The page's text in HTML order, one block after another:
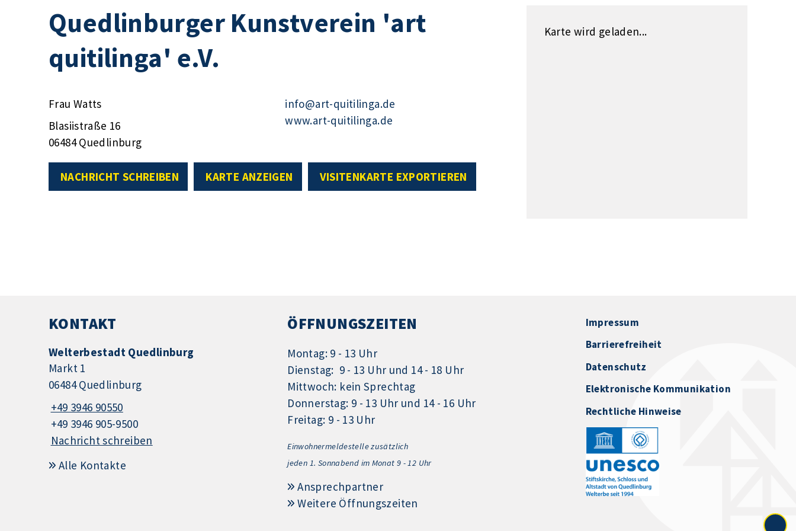
Quedlinburger Kunstverein 'art
quitilinga' e.V.
Frau Watts
Blasiistraße 16
06484 Quedlinburg
info@art-quitilinga.de
www.art-quitilinga.de
NACHRICHT SCHREIBEN KARTE ANZEIGEN VISITENKARTE EXPORTIEREN
Karte wird geladen...
KONTAKT
Welterbestadt Quedlinburg
Markt 1
06484 Quedlinburg
+49 3946 90550
+49 3946 905-9500
Nachricht schreiben
Alle Kontakte
ÖFFNUNGSZEITEN
Montag: 9 - 13 Uhr
Dienstag: 9 - 13 Uhr und 14 - 18 Uhr
Mittwoch: kein Sprechtag
Donnerstag: 9 - 13 Uhr und 14 - 16 Uhr
Freitag: 9 - 13 Uhr
Einwohnermeldestelle zusätzlich
jeden 1. Sonnabend im Monat 9 - 12 Uhr
Ansprechpartner
Weitere Öffnungszeiten
Impressum
Barrierefreiheit
Datenschutz
Elektronische Kommunikation
Rechtliche Hinweise